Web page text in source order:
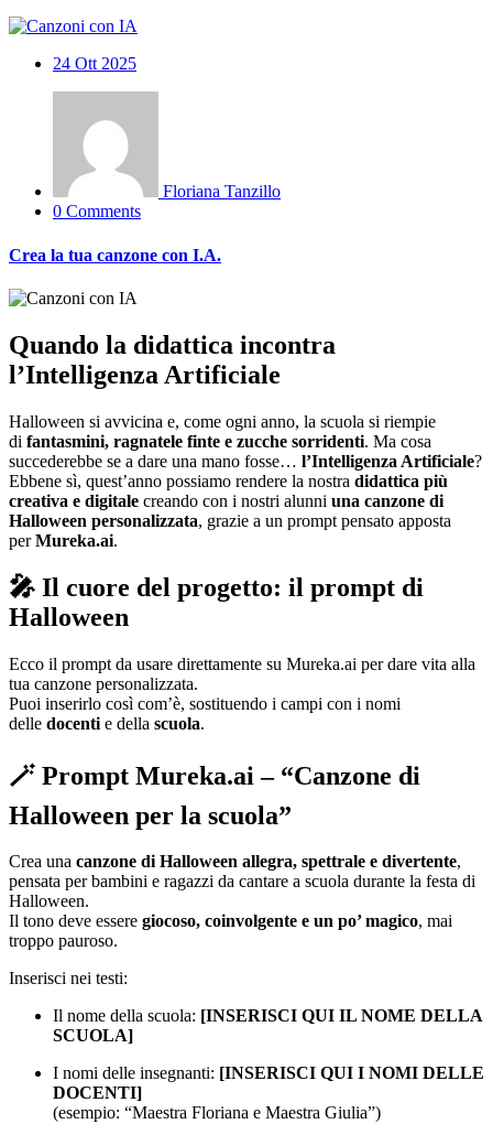
24 Ott 2025
Floriana Tanzillo
0 Comments
Crea la tua canzone con I.A.
Quando la didattica incontra
l’Intelligenza Artificiale
Halloween si avvicina e, come ogni anno, la scuola si riempie
di fantasmini, ragnatele finte e zucche sorridenti. Ma cosa
succederebbe se a dare una mano fosse… l’Intelligenza Artificiale?
Ebbene sì, quest’anno possiamo rendere la nostra didattica più
creativa e digitale creando con i nostri alunni una canzone di
Halloween personalizzata, grazie a un prompt pensato apposta
perMureka.ai.
🎤 Il cuore del progetto: il prompt di
Halloween
Ecco il prompt da usare direttamente su Mureka.ai per dare vita alla
tua canzone personalizzata.
Puoi inserirlo così com’è, sostituendo i campi con i nomi
delle docenti e della scuola.
🪄 Prompt Mureka.ai – “Canzone di
Halloween per la scuola”
Crea una canzone di Halloween allegra, spettrale e divertente,
pensata per bambini e ragazzi da cantare a scuola durante la festa di
Halloween.
Il tono deve essere giocoso, coinvolgente e un po’ magico, mai
troppo pauroso.
Inserisci nei testi:
Il nome della scuola: [INSERISCI QUI IL NOME DELLA
SCUOLA]
I nomi delle insegnanti: [INSERISCI QUI I NOMI DELLE
DOCENTI]
(esempio: “Maestra Floriana e Maestra Giulia”)